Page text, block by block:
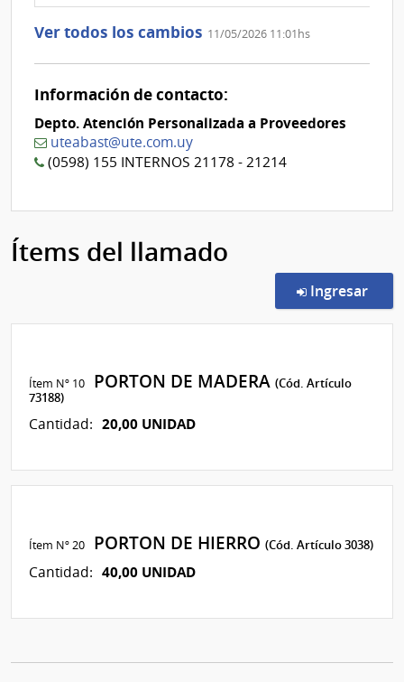
Ver todos los cambios 11/05/2026 11:01hs
Información de contacto:
Depto. Atención Personalizada a Proveedores
uteabast@ute.com.uy
(0598) 155 INTERNOS 21178 - 21214
Ítems del llamado
Ingresar
Ítem Nº 10 PORTON DE MADERA(Cód. Artículo
73188)
Cantidad: 20,00 UNIDAD
Ítem Nº 20 PORTON DE HIERRO(Cód. Artículo 3038)
Cantidad: 40,00 UNIDAD